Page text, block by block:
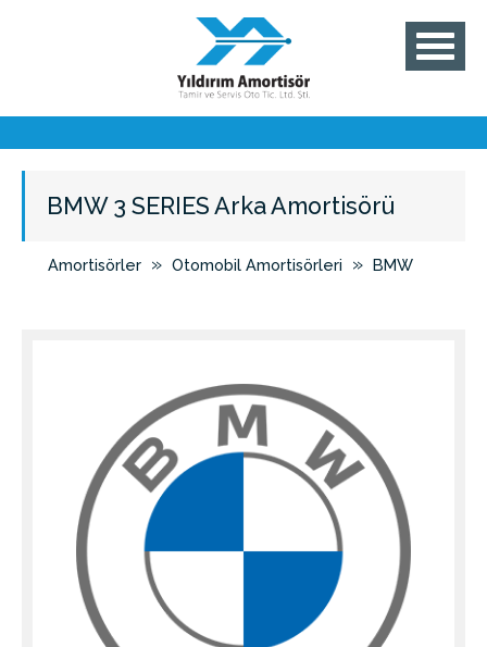
BMW 3 SERIES Arka Amortisörü
Amortisörler » Otomobil Amortisörleri » BMW